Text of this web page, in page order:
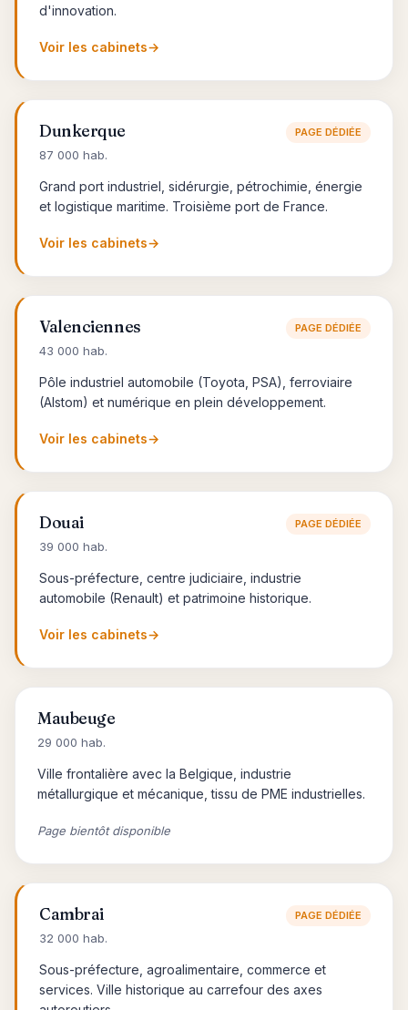
d'innovation.
Voir les cabinets→
Dunkerque
87 000 hab.
PAGE DÉDIÉE
Grand port industriel, sidérurgie, pétrochimie, énergie
et logistique maritime. Troisième port de France.
Voir les cabinets→
Valenciennes
43 000 hab.
PAGE DÉDIÉE
Pôle industriel automobile (Toyota, PSA), ferroviaire
(Alstom) et numérique en plein développement.
Voir les cabinets→
Douai
39 000 hab.
PAGE DÉDIÉE
Sous-préfecture, centre judiciaire, industrie
automobile (Renault) et patrimoine historique.
Voir les cabinets→
Maubeuge
29 000 hab.
Ville frontalière avec la Belgique, industrie
métallurgique et mécanique, tissu de PME industrielles.
Page bientôt disponible
Cambrai
32 000 hab.
PAGE DÉDIÉE
Sous-préfecture, agroalimentaire, commerce et
services. Ville historique au carrefour des axes